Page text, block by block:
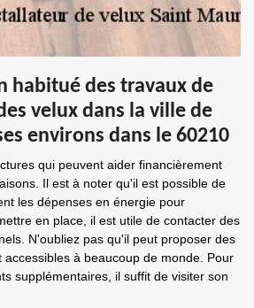
habitué des travaux de
velux dans la ville de
environs dans le 60210
qui peuvent aider financièrement
Il est à noter qu'il est possible de
les dépenses en énergie pour
en place, il est utile de contacter des
N'oubliez pas qu'il peut proposer des
accessibles à beaucoup de monde. Pour
supplémentaires, il suffit de visiter son